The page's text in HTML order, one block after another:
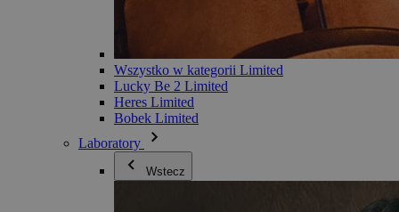
Wszystko w kategorii Limited
Lucky Be 2 Limited
Heres Limited
Bobek Limited
Laboratory
Wstecz